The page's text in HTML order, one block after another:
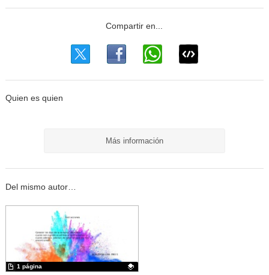
Quien es quien
Más información
Del mismo autor…
1 página